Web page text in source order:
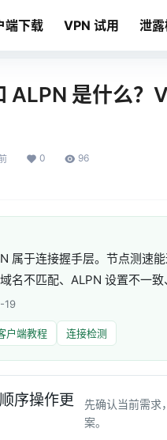
端下载 VPN 试用 泄露
ALPN 是什么？
0 96
属于连接握手层。节点测速
名不匹配、ALPN 设置不一
19
户端教程 连接检测
序操作更
先确认当前需求
案。